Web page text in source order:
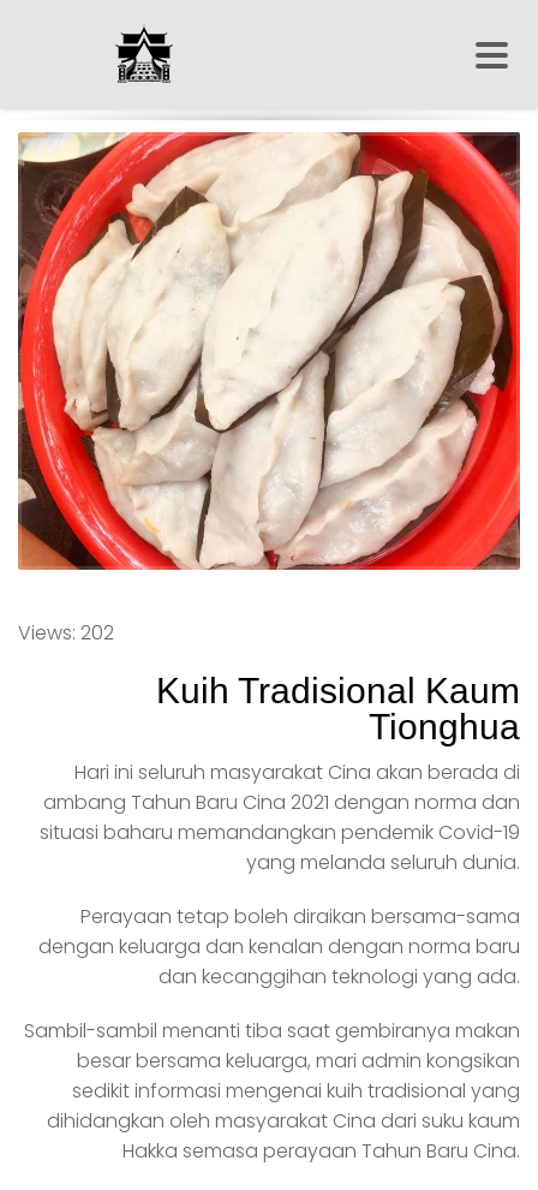
Views: 202
Kuih Tradisional Kaum
Tionghua
Hari ini seluruh masyarakat Cina akan berada di
ambang Tahun Baru Cina 2021 dengan norma dan
situasi baharu memandangkan pendemik Covid-19
yang melanda seluruh dunia.
Perayaan tetap boleh diraikan bersama-sama
dengan keluarga dan kenalan dengan norma baru
dan kecanggihan teknologi yang ada.
Sambil-sambil menanti tiba saat gembiranya makan
besar bersama keluarga, mari admin kongsikan
sedikit informasi mengenai kuih tradisional yang
dihidangkan oleh masyarakat Cina dari suku kaum
Hakka semasa perayaan Tahun Baru Cina.